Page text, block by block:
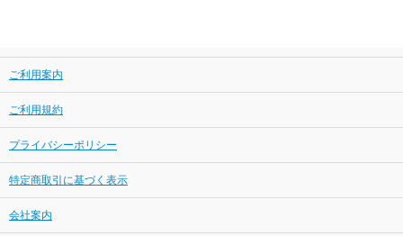
ご利用案内
ご利用規約
プライバシーポリシー
特定商取引に基づく表示
会社案内